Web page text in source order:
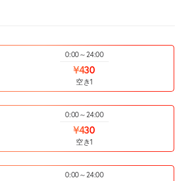
0:00～24:00
¥430
空き1
0:00～24:00
¥430
空き1
0:00～24:00